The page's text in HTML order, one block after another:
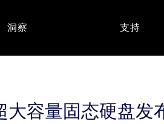
洞察 支持
容量固态硬盘发